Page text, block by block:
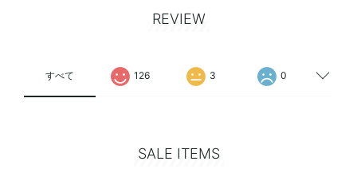
REVIEW
すべて 126 3 0
SALE ITEMS